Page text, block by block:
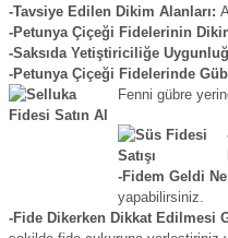
-Tavsiye Edilen Dikim Alanları:
-Petunya Çiçeği Fidelerinin
-Saksıda Yetiştiriciliğe
-Petunya Çiçeği Fidelerinde
Fenni gübre
-Fidem Geldi Ne
yapabilirsiniz.
-Fide Dikerken Dikkat Edilmesi